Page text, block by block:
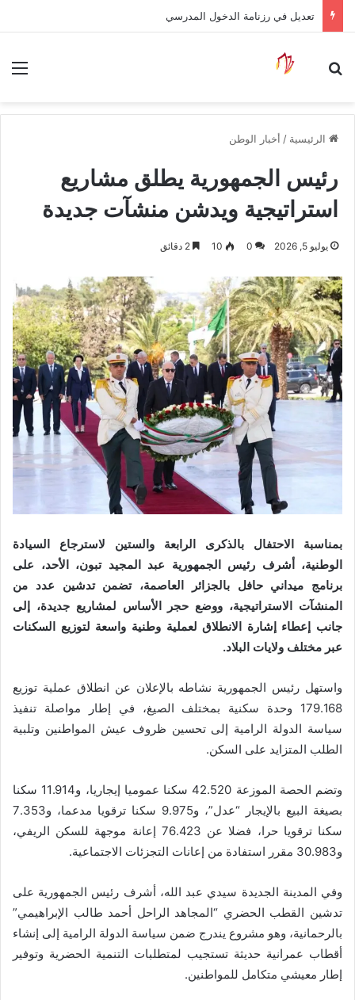
تعديل في رزنامة الدخول المدرسي
بحث عن
الرئيسية / أخبار الوطن
رئيس الجمهورية يطلق مشاريع
استراتيجية ويدشن منشآت جديدة
يوليو 5, 2026 0
10
بمناسبة الاحتفال بالذكرى الرابعة والستين لاسترجاع السيادة
الوطنية، أشرف رئيس الجمهورية عبد المجيد تبون، الأحد، على
برنامج ميداني حافل بالجزائر العاصمة، تضمن تدشين عدد من
المنشآت الاستراتيجية، ووضع حجر الأساس لمشاريع جديدة، إلى
جانب إعطاء إشارة الانطلاق لعملية وطنية واسعة لتوزيع السكنات
عبر مختلف ولايات البلاد.
واستهل رئيس الجمهورية نشاطه بالإعلان عن انطلاق عملية توزيع
179.168 وحدة سكنية بمختلف الصيغ، في إطار مواصلة تنفيذ
سياسة الدولة الرامية إلى تحسين ظروف عيش المواطنين وتلبية
الطلب المتزايد على السكن.
وتضم الحصة الموزعة 42.520 سكنا عموميا إيجاريا، و11.914 سكنا
بصيغة البيع بالإيجار “عدل”، و9.975 سكنا ترقويا مدعما، و7.353
سكنا ترقويا حرا، فضلا عن 76.423 إعانة موجهة للسكن الريفي،
و30.983 مقرر استفادة من إعانات التجزئات الاجتماعية.
وفي المدينة الجديدة سيدي عبد الله، أشرف رئيس الجمهورية على
تدشين القطب الحضري “المجاهد الراحل أحمد طالب الإبراهيمي”
بالرحمانية، وهو مشروع يندرج ضمن سياسة الدولة الرامية إلى إنشاء
أقطاب عمرانية حديثة تستجيب لمتطلبات التنمية الحضرية وتوفير
إطار معيشي متكامل للمواطنين.